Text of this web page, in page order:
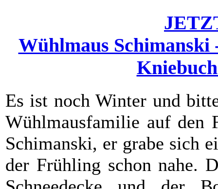
Wühlmaus
Es ist noch Winter und
Wühlmausfamilie auf den
Schimanski, er grabe sich
der Frühling schon nahe.